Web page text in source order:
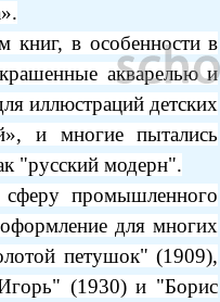
книг, в особенности в
акварелью и
иллюстраций детских
и многие пытались
"русский модерн".
промышленного
для многих
петушок" (1909),
(1930) и "Борис